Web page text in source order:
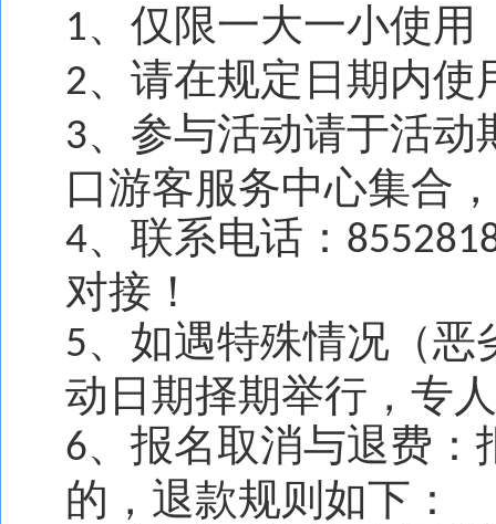
1、仅限一大一小使
2、请在规定日期内使
3、参与活动请于活动
口游客服务中心集合
4、联系电话：
对接！
5、如遇特殊情况（
动日期择期举行，专
6、报名取消与退费
的，退款规则如下：